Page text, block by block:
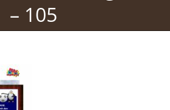
– 105